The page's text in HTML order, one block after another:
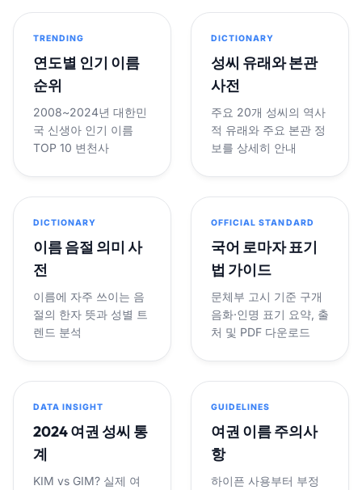
TRENDING
연도별 인기 이름
순위
2008~2024년 대한민
국 신생아 인기 이름
TOP 10 변천사
DICTIONARY
성씨 유래와 본관
사전
주요 20개 성씨의 역사
적 유래와 주요 본관 정
보를 상세히 안내
DICTIONARY
이름 음절 의미 사
전
이름에 자주 쓰이는 음
절의 한자 뜻과 성별 트
렌드 분석
OFFICIAL STANDARD
국어 로마자 표기
법 가이드
문체부 고시 기준 구개
음화·인명 표기 요약, 출
처 및 PDF 다운로드
DATA INSIGHT
2024 여권 성씨 통
계
KIM vs GIM? 실제 여
GUIDELINES
여권 이름 주의사
항
하이픈 사용부터 부정